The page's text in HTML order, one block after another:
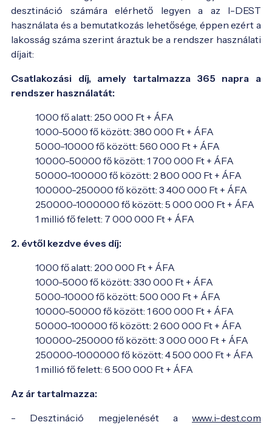
desztináció számára elérhető legyen a az I-DEST
használata és a bemutatkozás lehetősége, éppen ezért a
lakosság száma szerint áraztuk be a rendszer használati
díjait:
Csatlakozási díj, amely tartalmazza 365 napra a
rendszer használatát:
1000 fő alatt: 250 000 Ft + ÁFA
1000-5000 fő között: 380 000 Ft + ÁFA
5000-10000 fő között: 560 000 Ft + ÁFA
10000-50000 fő között: 1 700 000 Ft + ÁFA
50000-100000 fő között: 2 800 000 Ft + ÁFA
100000-250000 fő között: 3 400 000 Ft + ÁFA
250000-1000000 fő között: 5 000 000 Ft + ÁFA
1 millió fő felett: 7 000 000 Ft + ÁFA
2. évtől kezdve éves díj:
1000 fő alatt: 200 000 Ft + ÁFA
1000-5000 fő között: 330 000 Ft + ÁFA
5000-10000 fő között: 500 000 Ft + ÁFA
10000-50000 fő között: 1 600 000 Ft + ÁFA
50000-100000 fő között: 2 600 000 Ft + ÁFA
100000-250000 fő között: 3 000 000 Ft + ÁFA
250000-1000000 fő között: 4 500 000 Ft + ÁFA
1 millió fő felett: 6 500 000 Ft + ÁFA
Az ár tartalmazza:
- Desztináció megjelenését a www.i-dest.com